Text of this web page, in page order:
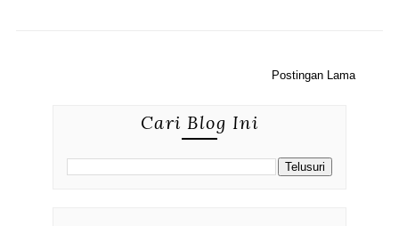
Postingan Lama
Cari Blog Ini